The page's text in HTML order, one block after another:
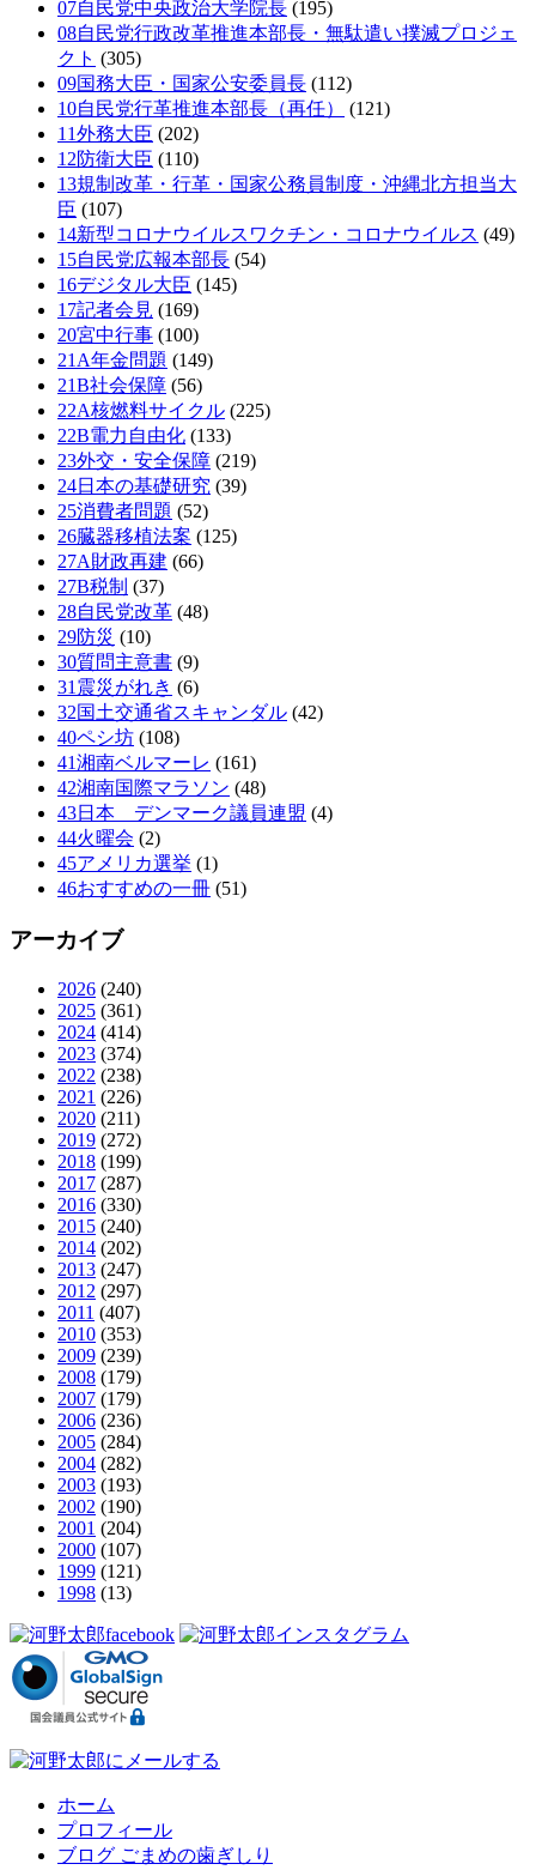
07自民党中央政治大学院長 (195)
08自民党行政改革推進本部長・無駄遣い撲滅プロジェ
クト (305)
09国務大臣・国家公安委員長 (112)
10自民党行革推進本部長（再任）
(121)
11外務大臣 (202)
12防衛大臣 (110)
13規制改革・行革・国家公務員制度・沖縄北方担当大
臣 (107)
14新型コロナウイルスワクチン・コロナウイルス (49)
15自民党広報本部長 (54)
16デジタル大臣 (145)
17記者会見 (169)
20宮中行事 (100)
21A年金問題 (149)
21B社会保障 (56)
22A核燃料サイクル (225)
22B電力自由化 (133)
23外交・安全保障 (219)
24日本の基礎研究 (39)
25消費者問題 (52)
26臓器移植法案 (125)
27A財政再建 (66)
27B税制 (37)
28自民党改革 (48)
29防災 (10)
30質問主意書 (9)
31震災がれき (6)
32国土交通省スキャンダル (42)
40ペシ坊 (108)
41湘南ベルマーレ (161)
42湘南国際マラソン (48)
43日本 デンマーク議員連盟 (4)
44火曜会 (2)
45アメリカ選挙 (1)
46おすすめの一冊 (51)
アーカイブ
2026 (240)
2025 (361)
2024 (414)
2023 (374)
2022 (238)
2021 (226)
2020 (211)
2019 (272)
2018 (199)
2017 (287)
2016 (330)
2015 (240)
2014 (202)
2013 (247)
2012 (297)
2011 (407)
2010 (353)
2009 (239)
2008 (179)
2007 (179)
2006 (236)
2005 (284)
2004 (282)
2003 (193)
2002 (190)
2001 (204)
2000 (107)
1999 (121)
1998 (13)
ホーム
プロフィール
ブログ ごまめの歯ぎしり